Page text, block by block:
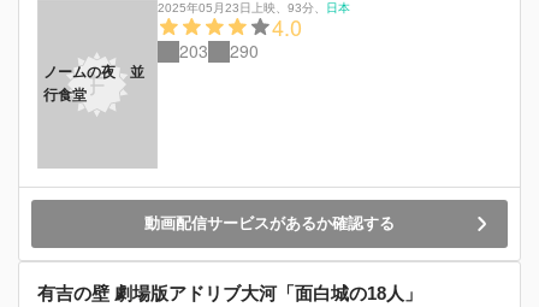
ノームの夜 並
行食堂
2025年05月23日上映、 93分、 日本
4.0
203 290
動画配信サービスがあるか確認する
有吉の壁 劇場版アドリブ大河「面白城の18人」